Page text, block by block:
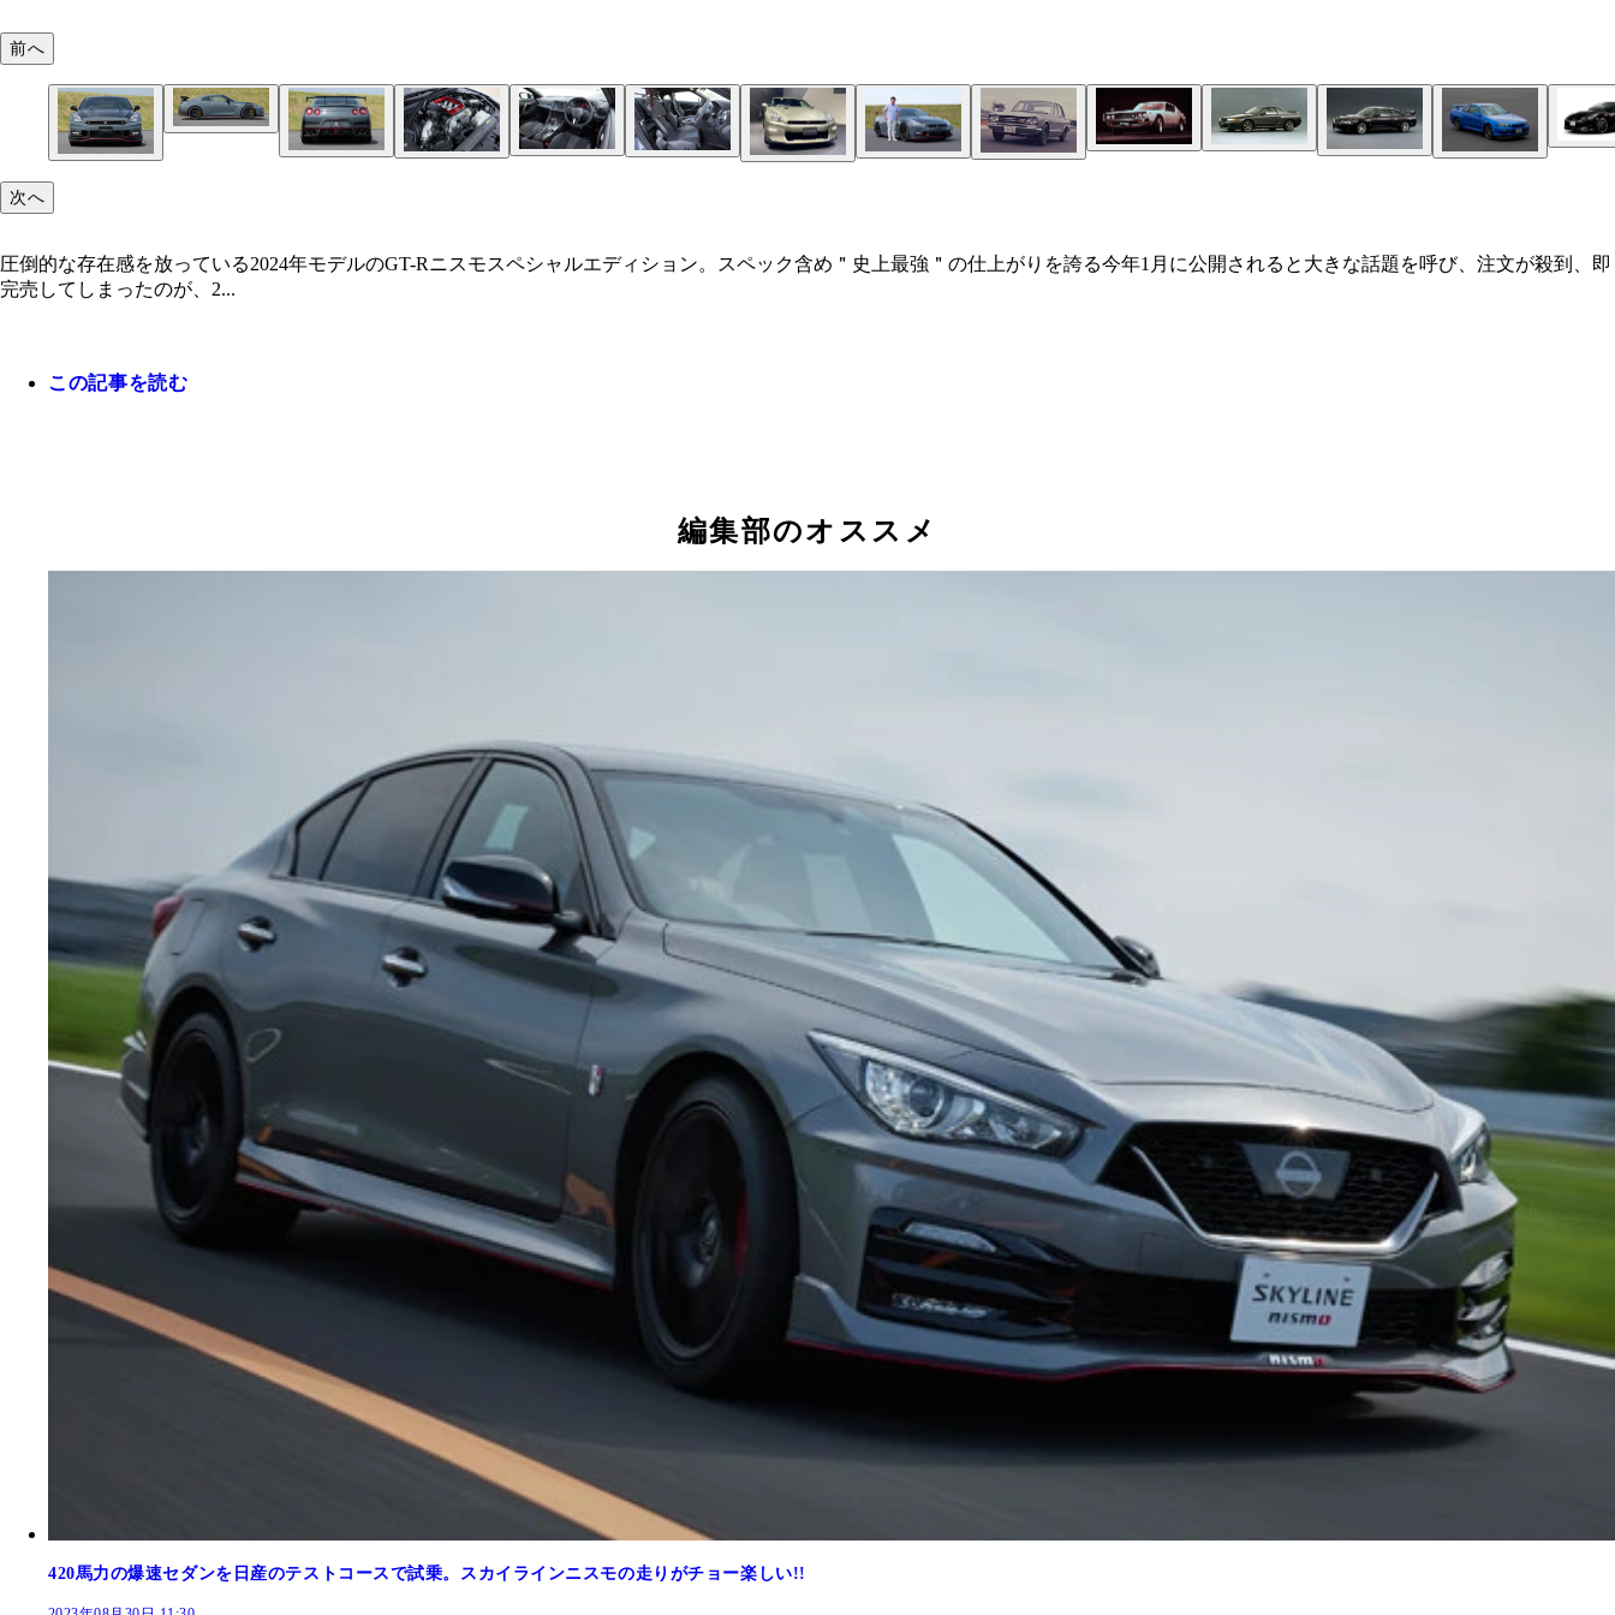
日産 GT‐Rニスモスペシャルエディション 価格：2915万円 カーボンパーツを多用した外観はド派手＆ド迫力。フロントマスクは水平基調で、グリルを上下に2分割
リアウイングの形状は圧巻のスワンネック型のステー。マフラーは極太にも程がある4本出し。サウンドも極上
日産をして「GT-Rの極み、史上最高のGT-Rともいうべき集大成」。ちなみに最高出力は鬼の600馬力！
ステアリングはアルカンターラ巻き。メーターも専用のカーボン調。シートに滑り込むだけで男心を刺激される
レカロ社が専用開発したシートは、横剛性を50%向上。むき出しのカーボンフレームは男心をたぎらせまくる
日産 GT‐R 価格：1375万円～ 標準モデルは、全長4710㎜×全幅1895㎜×全高1370㎜。ホイルベースは2780㎜。車両重量は1740～1770㎏
圧倒的な存在感を放っている2024年モデルのGT-Rニスモスペシャルエディション。スペック含め＂史上最強＂の仕上がりを誇る
1969年 初代スカイラインGT‐R（PGC10型）
1973年 2代目スカイラインGT‐R（KPGC110型）
1989年 3代目スカイラインGT‐R（BNR32型）
1995年 4代目スカイラインGT‐R（BCNR33型）
1999年 5代目スカイラインGT‐R（BNR34型）
前へ
次へ
圧倒的な存在感を放っている2024年モデルのGT-Rニスモスペシャルエディション。スペック含め＂史上最強＂の仕上がりを誇る今年1月に公開されると大きな話題を呼び、注文が殺到、即
完売してしまったのが、2...
この記事を読む
編集部のオススメ
420馬力の爆速セダンを日産のテストコースで試乗。スカイラインニスモの走りがチョー楽しい!!